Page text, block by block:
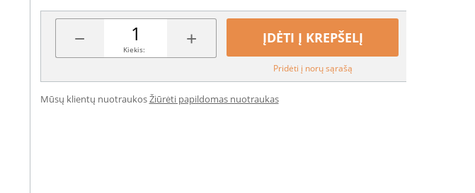
− +
Kiekis:
ĮDĖTI Į KREPŠELĮ
Pridėti į norų sąrašą
Mūsų klientų nuotraukosŽiūrėti papildomas nuotraukas